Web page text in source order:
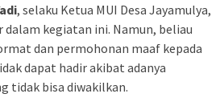
, selaku Ketua MUI Desa Jayamulya,
dalam kegiatan ini. Namun, beliau
dan permohonan maaf kepada
dapat hadir akibat adanya
tidak bisa diwakilkan.